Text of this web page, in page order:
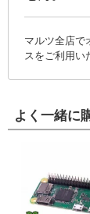
マルツ全店で
スをご利用い
よく一緒に